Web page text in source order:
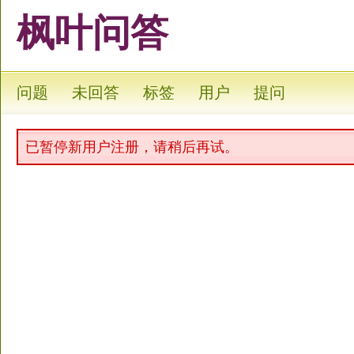
枫叶问答
问题 未回答 标签 用户 提问
已暂停新用户注册，请稍后再试。